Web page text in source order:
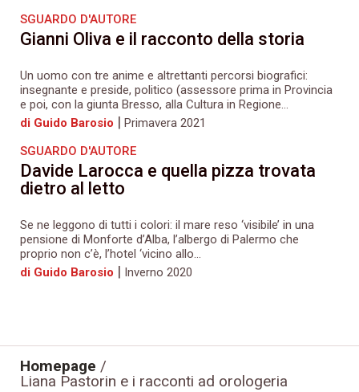
SGUARDO D'AUTORE
Gianni Oliva e il racconto della storia
Un uomo con tre anime e altrettanti percorsi biografici:
insegnante e preside, politico (assessore prima in Provincia
e poi, con la giunta Bresso, alla Cultura in Regione...
di Guido Barosio | Primavera 2021
SGUARDO D'AUTORE
Davide Larocca e quella pizza trovata
dietro al letto
Se ne leggono di tutti i colori: il mare reso ‘visibile’ in una
pensione di Monforte d’Alba, l’albergo di Palermo che
proprio non c’è, l’hotel ‘vicino allo...
di Guido Barosio | Inverno 2020
Homepage /
Liana Pastorin e i racconti ad orologeria